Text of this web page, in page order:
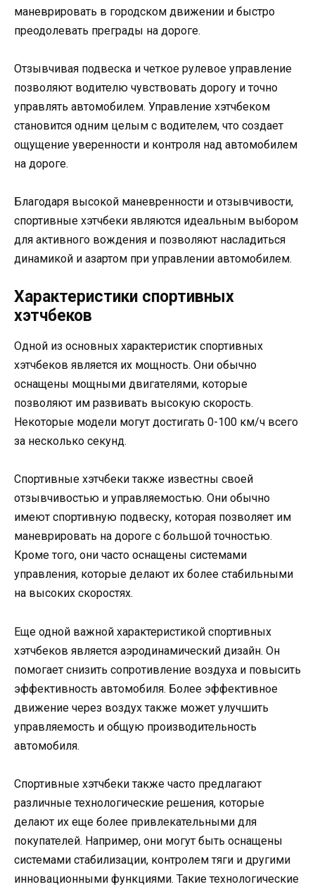
маневрировать в городском движении и быстро
преодолевать преграды на дороге.
Отзывчивая подвеска и четкое рулевое управление
позволяют водителю чувствовать дорогу и точно
управлять автомобилем. Управление хэтчбеком
становится одним целым с водителем, что создает
ощущение уверенности и контроля над автомобилем
на дороге.
Благодаря высокой маневренности и отзывчивости,
спортивные хэтчбеки являются идеальным выбором
для активного вождения и позволяют насладиться
динамикой и азартом при управлении автомобилем.
Характеристики спортивных
хэтчбеков
Одной из основных характеристик спортивных
хэтчбеков является их мощность. Они обычно
оснащены мощными двигателями, которые
позволяют им развивать высокую скорость.
Некоторые модели могут достигать 0-100 км/ч всего
за несколько секунд.
Спортивные хэтчбеки также известны своей
отзывчивостью и управляемостью. Они обычно
имеют спортивную подвеску, которая позволяет им
маневрировать на дороге с большой точностью.
Кроме того, они часто оснащены системами
управления, которые делают их более стабильными
на высоких скоростях.
Еще одной важной характеристикой спортивных
хэтчбеков является аэродинамический дизайн. Он
помогает снизить сопротивление воздуха и повысить
эффективность автомобиля. Более эффективное
движение через воздух также может улучшить
управляемость и общую производительность
автомобиля.
Спортивные хэтчбеки также часто предлагают
различные технологические решения, которые
делают их еще более привлекательными для
покупателей. Например, они могут быть оснащены
системами стабилизации, контролем тяги и другими
инновационными функциями. Такие технологические